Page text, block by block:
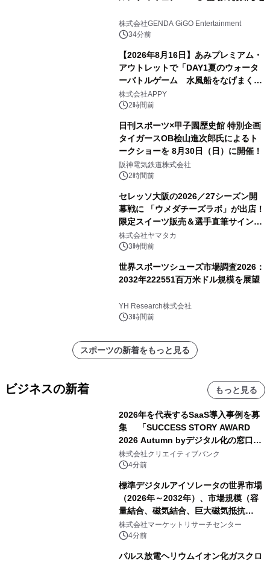
株式会社GENDA GiGO Entertainment
34分前
【2026年8月16日】あみプレミアム・
アウトレットで「DAY1夏のウォータ
ーバトルゲーム 水風船をなげまくろ
う！」を開催
株式会社APPY
2時間前
日刊スポーツ×甲子園歴史館 特別企画
タイガースOB桧山進次郎氏によるト
ークショーを 8月30日（日）に開催！
阪神電気鉄道株式会社
2時間前
セレッソ大阪の2026／27シーズン開
幕戦に 「ウメダチーズラボ」が出店！
限定スイーツ販売＆選手直筆サイング
ッズが当たる抽選会を 8月8日に開催
株式会社ヤマタカ
3時間前
世界スポーツシューズ市場調査2026：
2032年222551百万米ドル規模を展望
YH Research株式会社
3時間前
スポーツの新着をもっと見る
ビジネスの新着 もっと見る
2026年を代表するSaaS導入事例を募
集 「SUCCESS STORY AWARD
2026 Autumn byデジタル化の窓口」
開催
株式会社クリエイティブバンク
4分前
標準デジタルアイソレータの世界市場
（2026年～2032年）、市場規模（容
量結合、磁気結合、巨大磁気抵抗
（GMR））・分析レポートを発表
株式会社マーケットリサーチセンター
4分前
パルス放電ヘリウムイオン化ガスクロ